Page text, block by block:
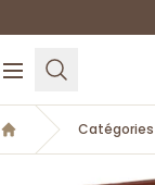
Ouvrir le menuRechercher
Accueil
Catégories